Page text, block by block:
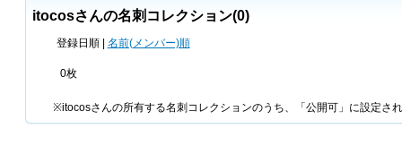
itocosさんの名刺コレクション(0)
登録日順 | 名前(メンバー)順
0枚
※itocosさんの所有する名刺コレクションのうち、「公開可」に設定さ